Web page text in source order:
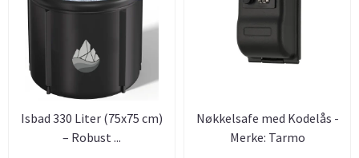
Isbad 330 Liter (75x75 cm)
– Robust ...
Nøkkelsafe med Kodelås -
Merke: Tarmo